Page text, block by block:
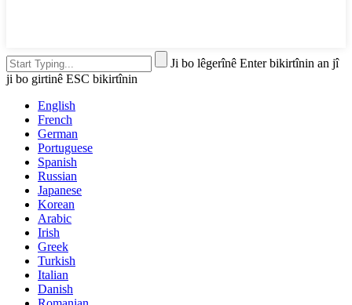
Ji bo lêgerînê Enter bikirtînin an jî
ji bo girtinê ESC bikirtînin
English
French
German
Portuguese
Spanish
Russian
Japanese
Korean
Arabic
Irish
Greek
Turkish
Italian
Danish